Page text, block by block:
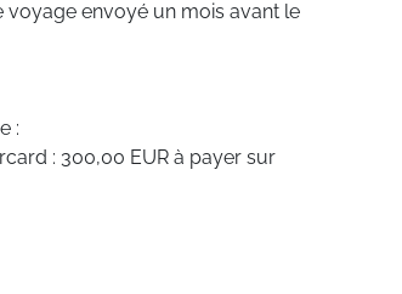
envoyé un mois avant le
:
: 300,00 EUR à payer sur